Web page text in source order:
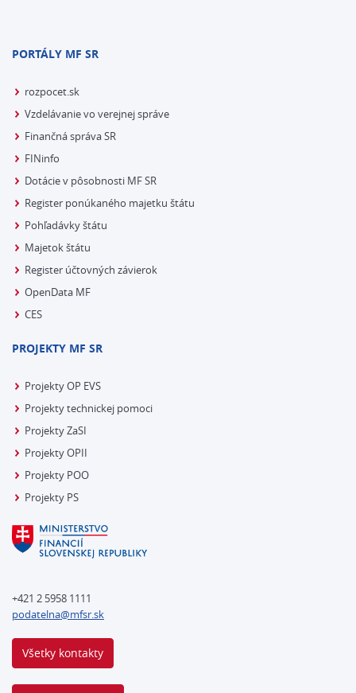
PORTÁLY MF SR
rozpocet.sk
Vzdelávanie vo verejnej správe
Finančná správa SR
FINinfo
Dotácie v pôsobnosti MF SR
Register ponúkaného majetku štátu
Pohľadávky štátu
Majetok štátu
Register účtovných závierok
OpenData MF
CES
PROJEKTY MF SR
Projekty OP EVS
Projekty technickej pomoci
Projekty ZaSI
Projekty OPII
Projekty POO
Projekty PS
+421 2 5958 1111
podatelna@mfsr.sk
Všetky kontakty